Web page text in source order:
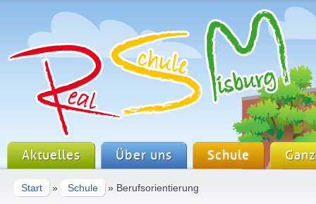
Aktuelles Über uns Schule
Start » Schule » Berufsorientierung